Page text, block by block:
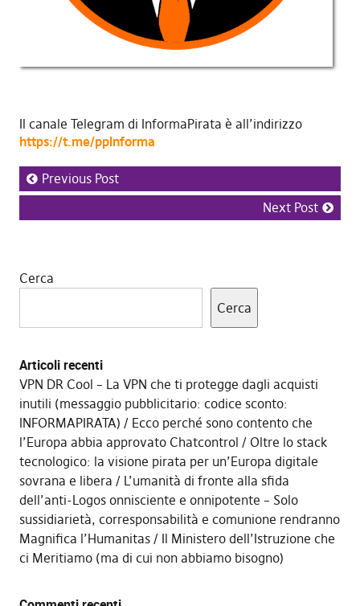
Il canale Telegram di InformaPirata è all’indirizzo
https://t.me/ppInforma
Previous Post
Next Post
Cerca
Cerca
Articoli recenti
VPN DR Cool – La VPN che ti protegge dagli acquisti
inutili (messaggio pubblicitario: codice sconto:
INFORMAPIRATA)
Ecco perché sono contento che
l’Europa abbia approvato Chatcontrol
Oltre lo stack
tecnologico: la visione pirata per un’Europa digitale
sovrana e libera
L’umanità di fronte alla sfida
dell’anti-Logos onnisciente e onnipotente – Solo
sussidiarietà, corresponsabilità e comunione rendranno
Magnifica l’Humanitas
Il Ministero dell’Istruzione che
ci Meritiamo (ma di cui non abbiamo bisogno)